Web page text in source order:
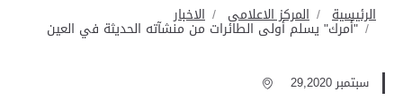
الرئيسية المركز الاعلامى الاخبار
"أمرك" يسلم أولى الطائرات من منشآته الحديثة في العين
سبتمبر 29,2020